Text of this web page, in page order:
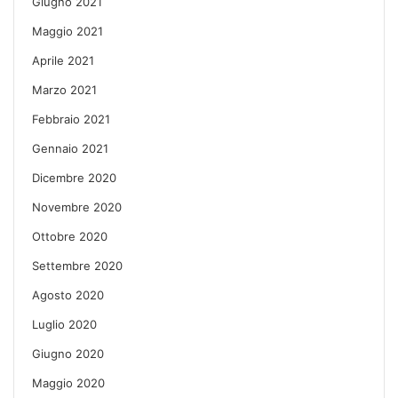
Maggio 2021
Aprile 2021
Marzo 2021
Febbraio 2021
Gennaio 2021
Dicembre 2020
Novembre 2020
Ottobre 2020
Settembre 2020
Agosto 2020
Luglio 2020
Giugno 2020
Maggio 2020